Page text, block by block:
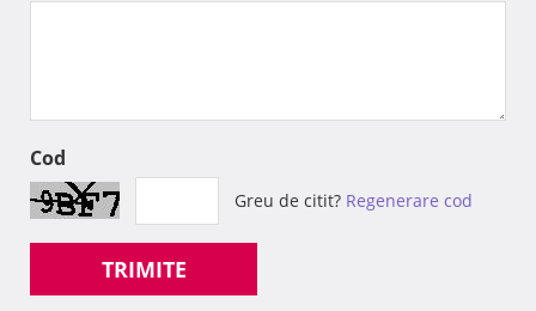
Cod
Greu de citit? Regenerare cod
TRIMITE